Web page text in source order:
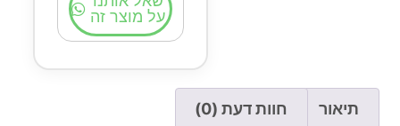
על מוצר זה
תיאור חוות דעת (0)